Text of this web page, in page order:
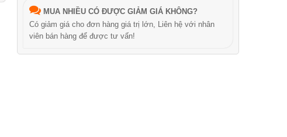
MUA NHIỀU CÓ ĐƯỢC GIẢM GIÁ KHÔNG?
Có giảm giá cho đơn hàng giá trị lớn, Liên hệ với nhân
viên bán hàng để được tư vấn!